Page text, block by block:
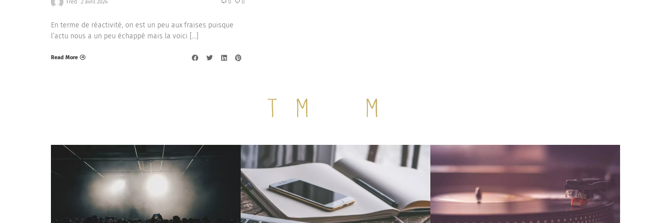
Fred 2 avril 2024 0 0
En terme de réactivité, on est un peu aux fraises puisque
l’actu nous a un peu échappé mais la voici […]
Read More